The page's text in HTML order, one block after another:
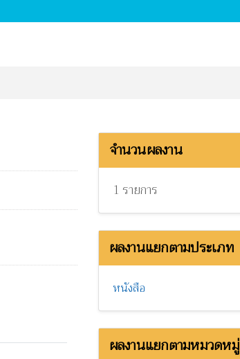
จำนวนผลงาน
1 รายการ
ผลงานแยกตามประเภท
หนังสือ
ผลงานแยกตามหมวดหมู่